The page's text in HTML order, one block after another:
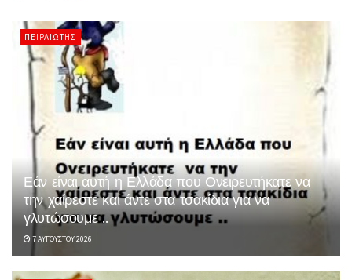
ΠΕΙΡΑΙΏΤΗΣ
Εάν είναι αυτή η Ελλάδα που Ονειρευτήκατε να
την χαίρεστε και άντε στα τσακίδια για να
γλυτώσουμε ..
7 ΑΥΓΟΎΣΤΟΥ 2026